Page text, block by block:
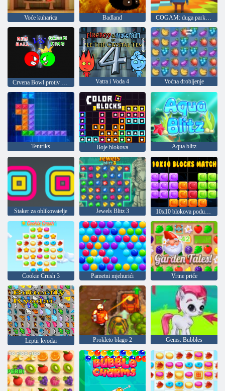
Voće kuharica Badland COGAM: duga parkour
Vatra i Voda 4 Voćna drobljenje
Tentriks Boje blokova Aqua blitz
Staker za oblikovatelje Jewels Blitz 3 10x10 blokova podudaranja
Cookie Crush 3 Pametni mjehurići Vrtne priče
Leptir kyodai Prokleto blago 2 Gems: Bubbles